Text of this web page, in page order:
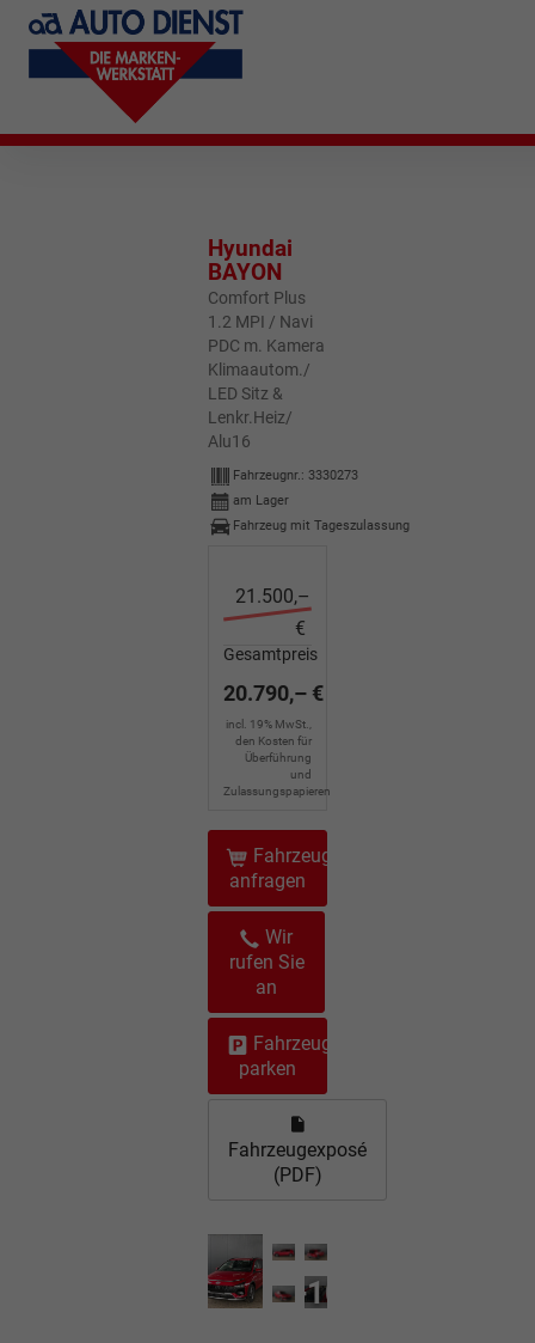
Hyundai
BAYON
Comfort Plus
1.2 MPI / Navi
PDC m. Kamera
Klimaautom./
LED Sitz &
Lenkr.Heiz/
Alu16
Fahrzeugnr.: 3330273
am Lager
Fahrzeug mit Tageszulassung
21.500,–
€
Gesamtpreis
20.790,– €
incl. 19% MwSt.,
den Kosten für
Überführung
und
Zulassungspapieren
Fahrzeug
anfragen
Wir
rufen Sie
an
Fahrzeug
parken
Fahrzeugexposé
(PDF)
+10